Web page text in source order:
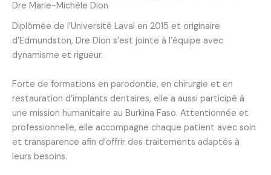
Dre Marie-Michèle Dion
Diplômée de l’Université Laval en 2015 et originaire
d’Edmundston, Dre Dion s’est jointe à l’équipe avec
dynamisme et rigueur.
Forte de formations en parodontie, en chirurgie et en
restauration d’implants dentaires, elle a aussi participé à
une mission humanitaire au Burkina Faso. Attentionnée et
professionnelle, elle accompagne chaque patient avec soin
et transparence afin d’offrir des traitements adaptés à
leurs besoins.